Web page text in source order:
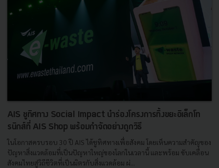
AIS ชูทิศทาง Social Impact นำร่องโครงการทิ้งขยะอิเล็กโท
รนิกส์ที่ AIS Shop พร้อมกำจัดอย่างถูกวิธี
ในโอกาสครบรอบ 30 ปี AIS ได้ชูทิศทางเพื่อสังคม โดยเห็นความสำคัญของ
ปัญหาสิ่งแวดล้อมที่เป็นปัญหาใหญ่ของโลกในเวลานี้ และพร้อม ขับเคลื่อน
สังคมไทยสู่วิถีชีวิตที่เป็นมิตรกับสิ่งแวดล้อม ผ่...